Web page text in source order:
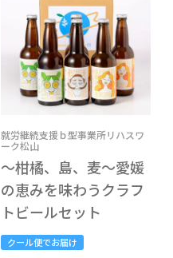
就労継続支援ｂ型事業所リハスワ
ーク松山
～柑橘、島、麦～愛媛
の恵みを味わうクラフ
トビールセット
クール便でお届け